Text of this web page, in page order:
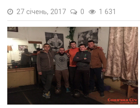
27 січень, 2017 0 1 631